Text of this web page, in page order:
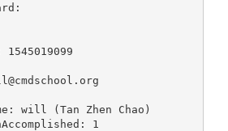
1545019099
will (Tan Zhen Chao)
1